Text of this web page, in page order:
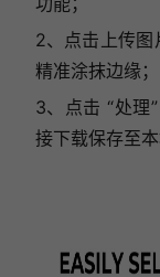
2、点击上传图
精准涂抹边缘；
3、点击 “处理
接下载保存至本